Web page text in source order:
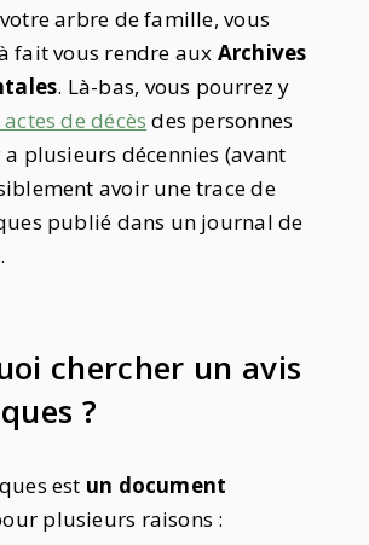
arbre de famille, vous
fait vous rendre aux Archives
. Là-bas, vous pourrez y
de décès des personnes
a plusieurs décennies (avant
avoir une trace de
publié dans un journal de
chercher un avis
?
est un document
plusieurs raisons :